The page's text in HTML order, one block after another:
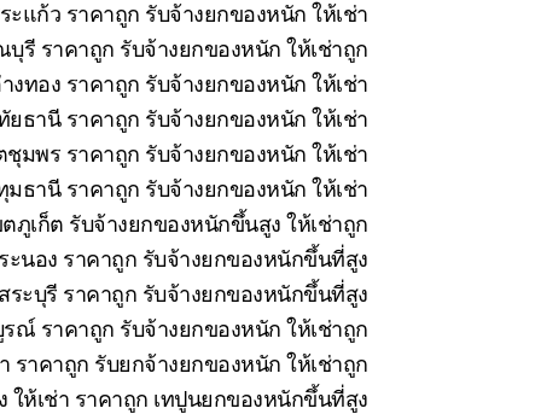
ะแก้ว ราคาถูก รับจ้างยกของหนัก ให้เช่า
บุรี ราคาถูก รับจ้างยกของหนัก ให้เช่าถูก
งทอง ราคาถูก รับจ้างยกของหนัก ให้เช่า
ยธานี ราคาถูก รับจ้างยกของหนัก ให้เช่า
ชุมพร ราคาถูก รับจ้างยกของหนัก ให้เช่า
มธานี ราคาถูก รับจ้างยกของหนัก ให้เช่า
ตภูเก็ต รับจ้างยกของหนักขึ้นสูง ให้เช่าถูก
ะนอง ราคาถูก รับจ้างยกของหนักขึ้นที่สูง
ระบุรี ราคาถูก รับจ้างยกของหนักขึ้นที่สูง
รณ์ ราคาถูก รับจ้างยกของหนัก ให้เช่าถูก
ราคาถูก รับยกจ้างยกของหนัก ให้เช่าถูก
ให้เช่า ราคาถูก เทปูนยกของหนักขึ้นที่สูง